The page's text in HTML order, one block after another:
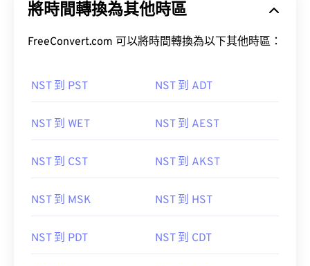
將時間轉換為其他時區
FreeConvert.com 可以將時間轉換為以下其他時區：
NST 到 PST NST 到 ADT
NST 到 WET NST 到 AEST
NST 到 CST NST 到 AKST
NST 到 MSK NST 到 HST
NST 到 PDT NST 到 CDT